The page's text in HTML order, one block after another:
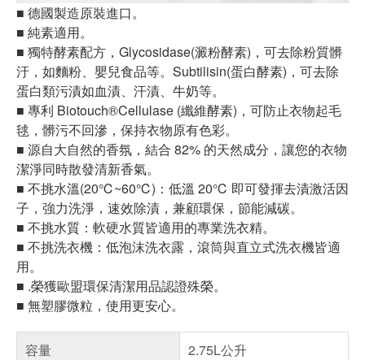
■ 德國製造原裝進口。
■ 純素適用。
■ 獨特酵素配方，Glycosidase(澱粉酵素)，可去除粉質髒
汙，如麵粉、嬰兒食品等。Subtilisin(蛋白酵素)，可去除
蛋白類污漬如血漬、汗漬、牛奶等。
■ 專利 Biotouch®Cellulase (纖維酵素)，可防止衣物起毛
毬，髒污不回滲，保持衣物原有色彩。
■ 源自大自然的香氛，結合 82% 的天然成分，讓您的衣物
潔淨同時散發清新香氣。
■ 不挑水溫(20℃~60℃)：低溫 20℃ 即可發揮去漬激活因
子，強力洗淨，速效除漬，兼顧環保，節能減碳。
■ 不挑水質：軟硬水質皆適用的專業洗衣精。
■ 不挑洗衣機：低泡沫洗衣露，滾筒與直立式洗衣機皆適
用。
■ .榮獲歐盟環保清潔用品認證殊榮。
■ 無塑膠微粒，使用更安心。
容量
2.75L公升